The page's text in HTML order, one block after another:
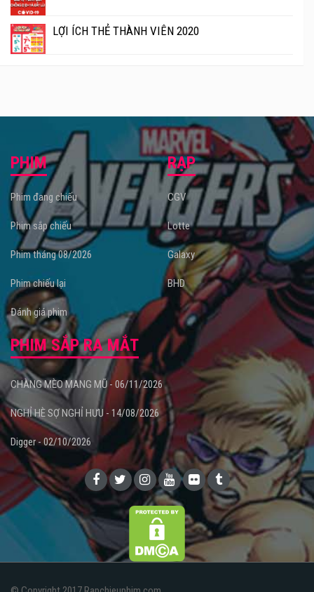
LỢI ÍCH THẺ THÀNH VIÊN 2020
PHIM
Phim đang chiếu
Phim sắp chiếu
Phim tháng 08/2026
Phim chiếu lại
Đánh giá phim
RẠP
CGV
Lotte
Galaxy
BHD
PHIM SẮP RA MẮT
CHÀNG MÈO MANG MŨ - 06/11/2026
NGHỈ HÈ SỢ NGHỈ HƯU - 14/08/2026
Digger - 02/10/2026